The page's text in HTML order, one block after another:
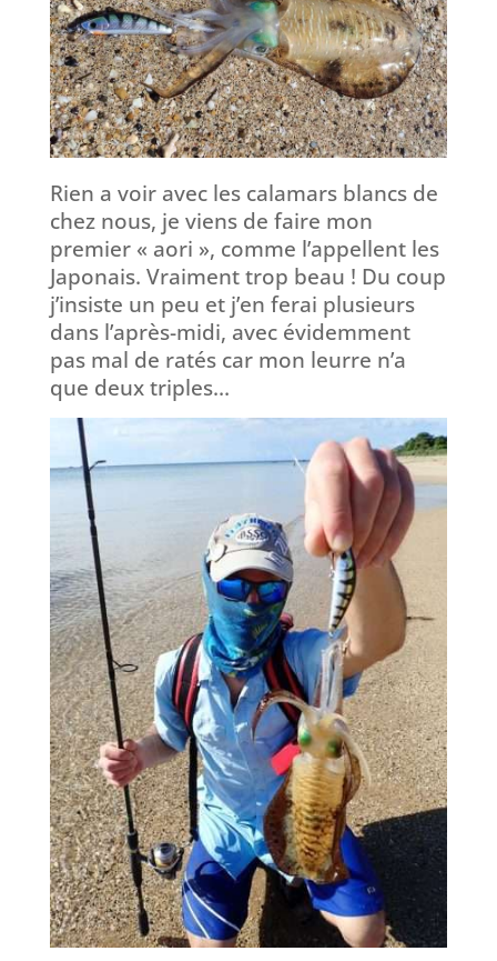
Rien a voir avec les calamars blancs de
chez nous, je viens de faire mon
premier « aori », comme l’appellent les
Japonais. Vraiment trop beau ! Du coup
j’insiste un peu et j’en ferai plusieurs
dans l’après-midi, avec évidemment
pas mal de ratés car mon leurre n’a
que deux triples…